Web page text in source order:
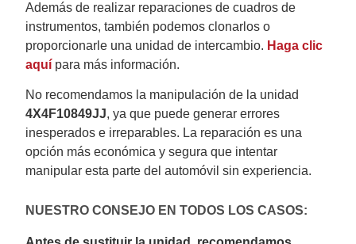
Además de realizar reparaciones de cuadros de
instrumentos, también podemos clonarlos o
proporcionarle una unidad de intercambio. Haga clic
aquí para más información.
No recomendamos la manipulación de la unidad
4X4F10849JJ, ya que puede generar errores
inesperados e irreparables. La reparación es una
opción más económica y segura que intentar
manipular esta parte del automóvil sin experiencia.
NUESTRO CONSEJO EN TODOS LOS CASOS: